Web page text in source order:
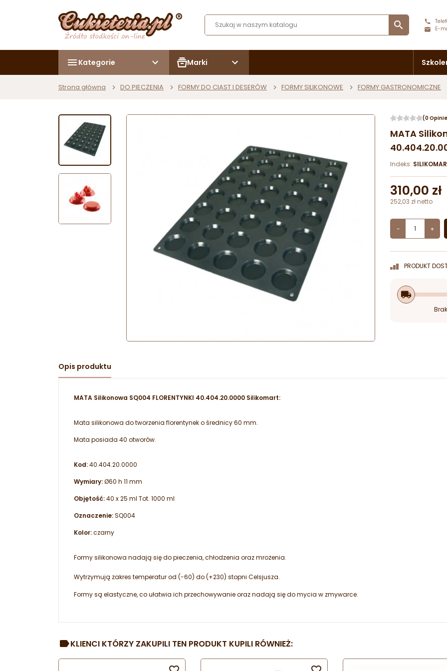

E-
Kategorie Marki
Strona główna DO PIECZENIA FORMY DO CIAST I DESERÓW FORMY SILIKONOWE FORMY GASTRONOMICZNE
(0
MATA
Indeks:
310,00 zł
252,03 zł netto
- +
PRODUKT
local_shipping
Opis produktu
MATA Silikonowa SQ004 FLORENTYNKI 40.404.20.0000 Silikomart:
Mata silikonowa do tworzenia florentynek o średnicy 60 mm.
Mata posiada 40 otworów.
Kod:40.404.20.0000
Wymiary:Ø60 h 11 mm
Objętość:40 x 25 ml Tot. 1000 ml
Oznaczenie:SQ004
Kolor:czarny
Formy silikonowa nadają się do pieczenia, chłodzenia oraz mrożenia.
Wytrzymują zakres temperatur od (-60) do (+230) stopni Celsjusza.
Formy są elastyczne, co ułatwia ich przechowywanie oraz nadają się do mycia w zmywarce.
KLIENCI KTÓRZY ZAKUPILI TEN PRODUKT KUPILI RÓWNIEŻ: